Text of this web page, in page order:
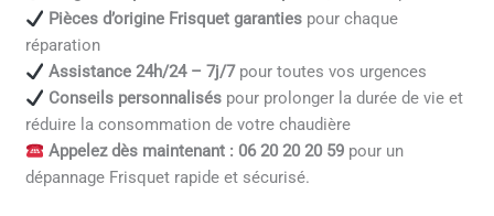
Pièces d’origine Frisquet garantiespour chaque
réparation
Assistance 24h/24 – 7j/7pour toutes vos urgences
Conseils personnaliséspour prolonger la durée de vie et
réduire la consommation de votre chaudière
Appelez dès maintenant : 06 20 20 20 59pour un
dépannage Frisquet rapide et sécurisé.